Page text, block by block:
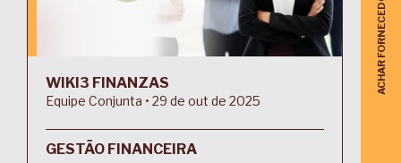
WIKI3 FINANZAS
Equipe Conjunta • 29 de out de 2025
GESTÃO FINANCEIRA